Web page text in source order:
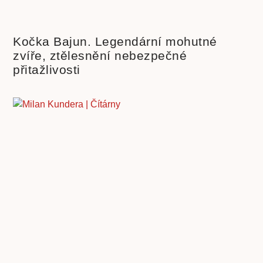
Kočka Bajun. Legendární mohutné
zvíře, ztělesnění nebezpečné
přitažlivosti